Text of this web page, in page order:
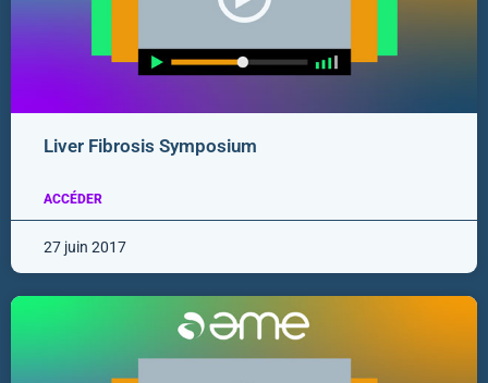
Liver Fibrosis Symposium
ACCÉDER
27 juin 2017